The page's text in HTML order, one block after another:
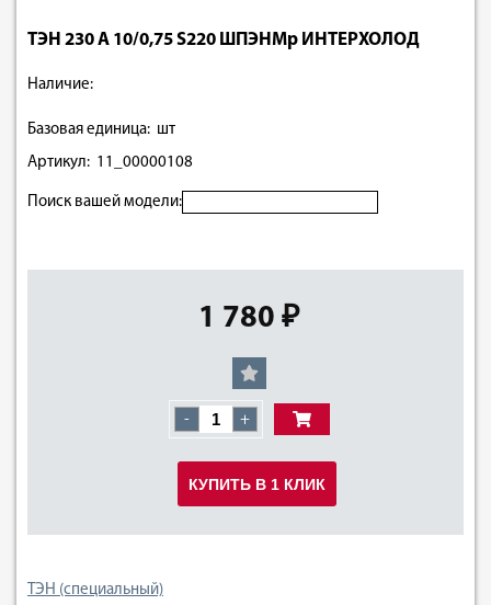
ТЭН 230 А 10/0,75 S220 ШПЭНМр ИНТЕРХОЛОД
Наличие:
Базовая единица: шт
Артикул: 11_00000108
Поиск вашей модели:
1 780 ₽
- +
КУПИТЬ В 1 КЛИК
ТЭН (специальный)